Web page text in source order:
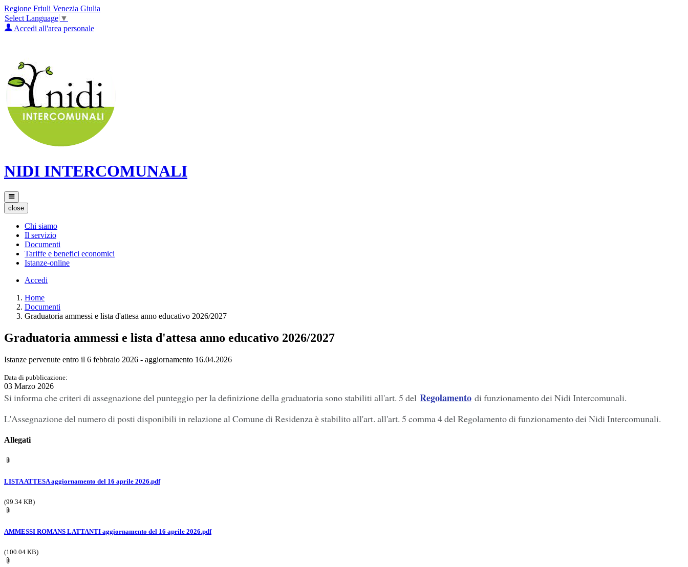
Regione Friuli Venezia Giulia
Select Language ▼
Accedi all'area personale
NIDI INTERCOMUNALI
close
Chi siamo
Il servizio
Documenti
Tariffe e benefici economici
Istanze-online
Accedi
Home
Documenti
Graduatoria ammessi e lista d'attesa anno educativo 2026/2027
Graduatoria ammessi e lista d'attesa anno educativo 2026/2027
Istanze pervenute entro il 6 febbraio 2026 - aggiornamento 16.04.2026
Data di pubblicazione:
03 Marzo 2026
Si informa che criteri di assegnazione del punteggio per la definizione della graduatoria sono stabiliti all'art. 5 del Regolamento di funzionamento dei Nidi Intercomunali.
L'Assegnazione del numero di posti disponibili in relazione al Comune di Residenza è stabilito all'art. all'art. 5 comma 4 del Regolamento di funzionamento dei Nidi Intercomunali.
Allegati
LISTA ATTESA aggiornamento del 16 aprile 2026.pdf
(99.34 KB)
AMMESSI ROMANS LATTANTI aggiornamento del 16 aprile 2026.pdf
(100.04 KB)